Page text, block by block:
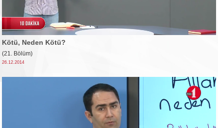
Kötü, Neden Kötü?
(21. Bölüm)
26.12.2014